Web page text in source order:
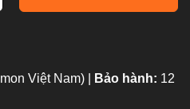
Việt Nam) | Bảo hành: 12